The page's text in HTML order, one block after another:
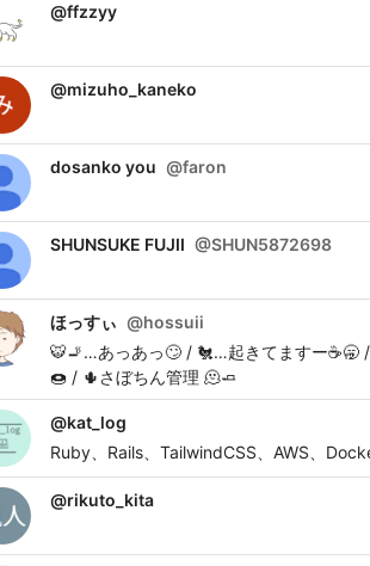
@ffzzyy
@mizuho_kaneko
dosanko you @faron
SHUNSUKE FUJII @SHUN5872698
ほっすぃ @hossuii
🐯🚬…あっあっ🙄 / 🐔…起きてますー☕️🥱
🍩 / 🌵さぼちん管理 🫠🧈
@kat_log
Ruby、Rails、TailwindCSS、AWS、
@rikuto_kita